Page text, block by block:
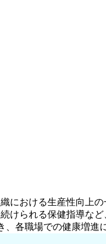
おける生産性向上
られる保健指導な
各職場での健康増進